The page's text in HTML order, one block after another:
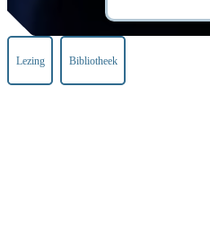
Lezing Bibliotheek